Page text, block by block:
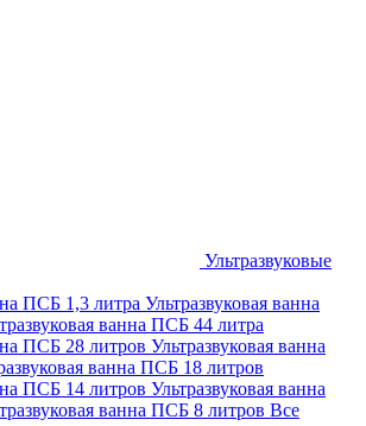
Ультразвуковые
ПСБ 1,3 литра Ультразвуковая ванна
ванна ПСБ 44 литра
ПСБ 28 литров Ультразвуковая ванна
ванна ПСБ 18 литров
ПСБ 14 литров Ультразвуковая ванна
ванна ПСБ 8 литров Все